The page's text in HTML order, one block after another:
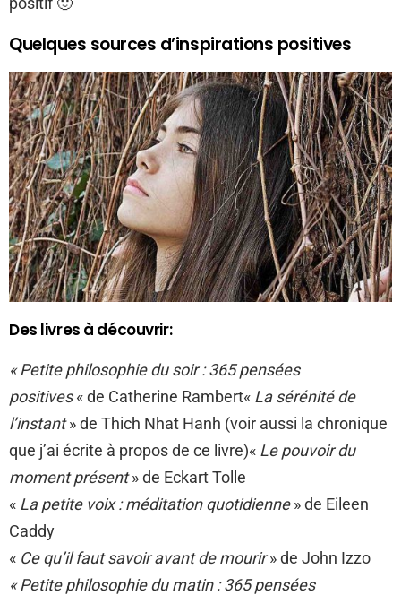
Quelques sources d’inspirations positives
Des livres à découvrir:
« Petite philosophie du soir : 365 pensées
positives« de Catherine Rambert« La sérénité de
l’instant» de Thich Nhat Hanh (voir aussi la chronique
que j’ai écrite à propos de ce livre)« Le pouvoir du
moment présent» de Eckart Tolle
« La petite voix : méditation quotidienne» de Eileen
Caddy
« Ce qu’il faut savoir avant de mourir» de John Izzo
« Petite philosophie du matin : 365 pensées